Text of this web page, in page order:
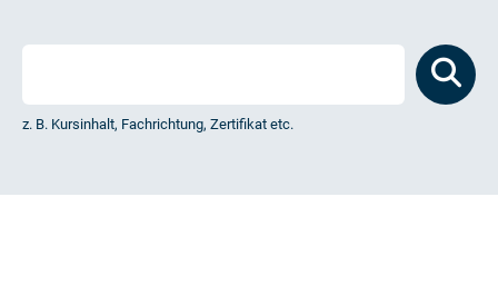
z. B. Kursinhalt, Fachrichtung, Zertifikat etc.